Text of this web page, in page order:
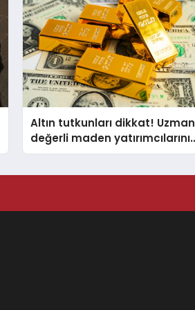
Altın tutkunları dikkat!
değerli maden yatırımcılarını
uyardı!